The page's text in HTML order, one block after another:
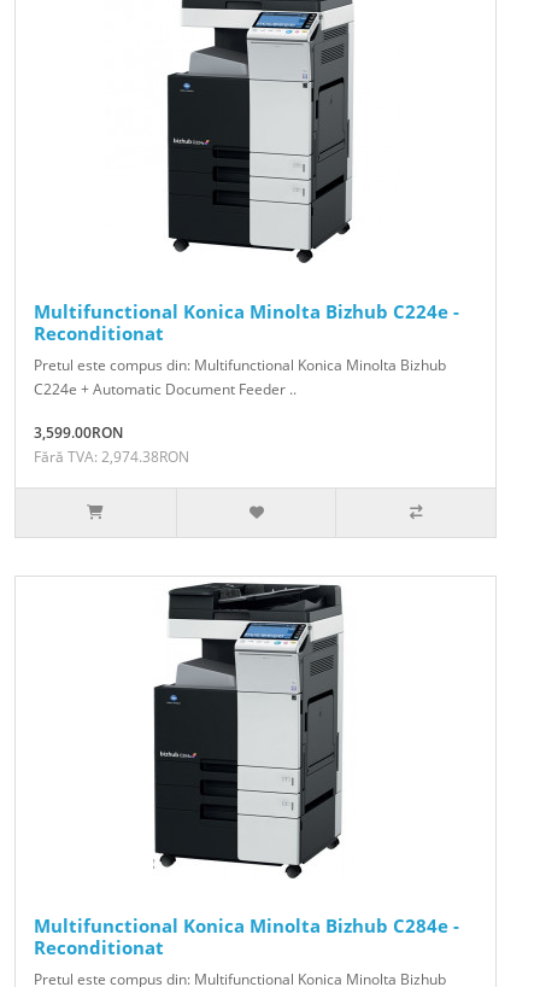
Multifunctional Konica Minolta Bizhub C224e -
Reconditionat
Pretul este compus din: Multifunctional Konica Minolta Bizhub
C224e + Automatic Document Feeder ..
3,599.00RON
Fără TVA: 2,974.38RON
Multifunctional Konica Minolta Bizhub C284e -
Reconditionat
Pretul este compus din: Multifunctional Konica Minolta Bizhub